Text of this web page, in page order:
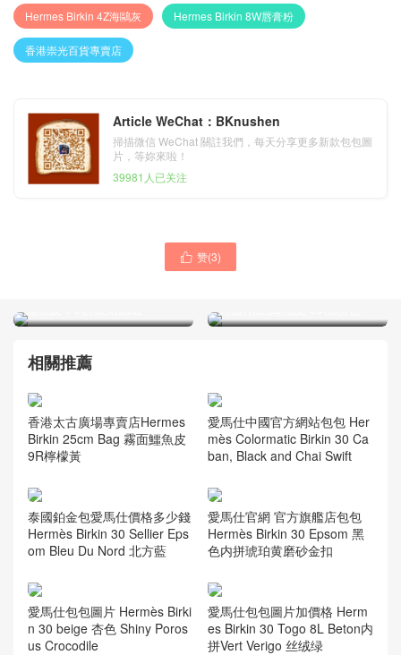
Hermes Birkin 4Z海鷗灰 Hermes Birkin 8W唇膏粉
香港崇光百貨專賣店
Article WeChat：BKnushen
掃描微信 WeChat 關註我們，每天分享更多新款包包圖
片，等妳來啦！
39981人已关注
 赞(3)
香港海港城專賣店 愛馬仕鉑
相關推薦
香港太古廣場專賣店Hermes
Birkin 25cm Bag 霧面鱷魚皮
9R檸檬黃
愛馬仕中國官方網站包包 Her
mès Colormatic Birkin 30 Ca
ban, Black and Chai Swift
泰國鉑金包愛馬仕價格多少錢
Hermès Birkin 30 Sellier Eps
om Bleu Du Nord 北方藍
愛馬仕官網 官方旗艦店包包
Hermès Birkin 30 Epsom 黑
色内拼琥珀黄磨砂金扣
愛馬仕包包圖片 Hermès Birki
n 30 beige 杏色 Shiny Poros
us Crocodile
愛馬仕包包圖片加價格 Herm
es Birkin 30 Togo 8L Beton内
拼Vert Verigo 丝绒绿